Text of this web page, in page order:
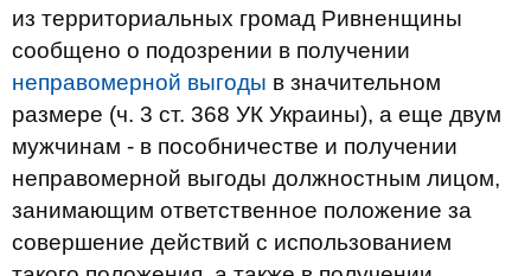
из территориальных громад Ривненщины
сообщено о подозрении в получении
неправомерной выгоды в значительном
размере (ч. 3 ст. 368 УК Украины), а еще двум
мужчинам - в пособничестве и получении
неправомерной выгоды должностным лицом,
занимающим ответственное положение за
совершение действий с использованием